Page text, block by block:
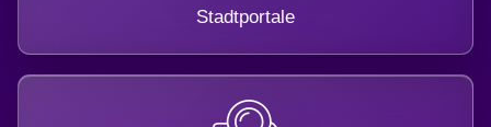
Stadtportale